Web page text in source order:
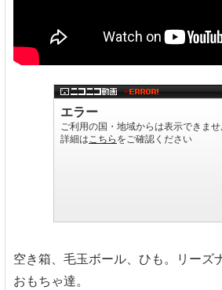
空き箱、毛玉ボール、ひも。リーズ
おもちゃ達。